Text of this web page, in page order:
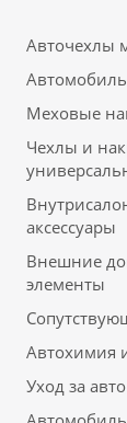
Авточехлы
Меховые
Чехлы и
аксессуары
Внешние
элементы
Автохимия
Уход за авто